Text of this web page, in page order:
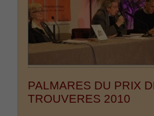
PALMARES DU PRIX
TROUVERES 2010